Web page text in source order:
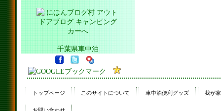
千葉県車中泊
トップページ このサイトについて 車中泊便利グッズ 我が